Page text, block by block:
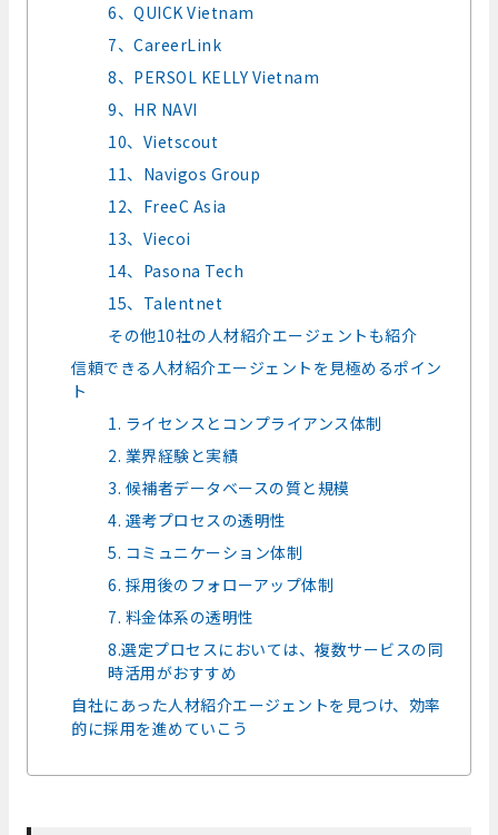
6、QUICK Vietnam
7、CareerLink
8、PERSOL KELLY Vietnam
9、HR NAVI
10、Vietscout
11、Navigos Group
12、FreeC Asia
13、Viecoi
14、Pasona Tech
15、Talentnet
その他10社の人材紹介エージェントも紹介
信頼できる人材紹介エージェントを見極めるポイン
ト
1. ライセンスとコンプライアンス体制
2. 業界経験と実績
3. 候補者データベースの質と規模
4. 選考プロセスの透明性
5. コミュニケーション体制
6. 採用後のフォローアップ体制
7. 料金体系の透明性
8.選定プロセスにおいては、複数サービスの同
時活用がおすすめ
自社にあった人材紹介エージェントを見つけ、効率
的に採用を進めていこう